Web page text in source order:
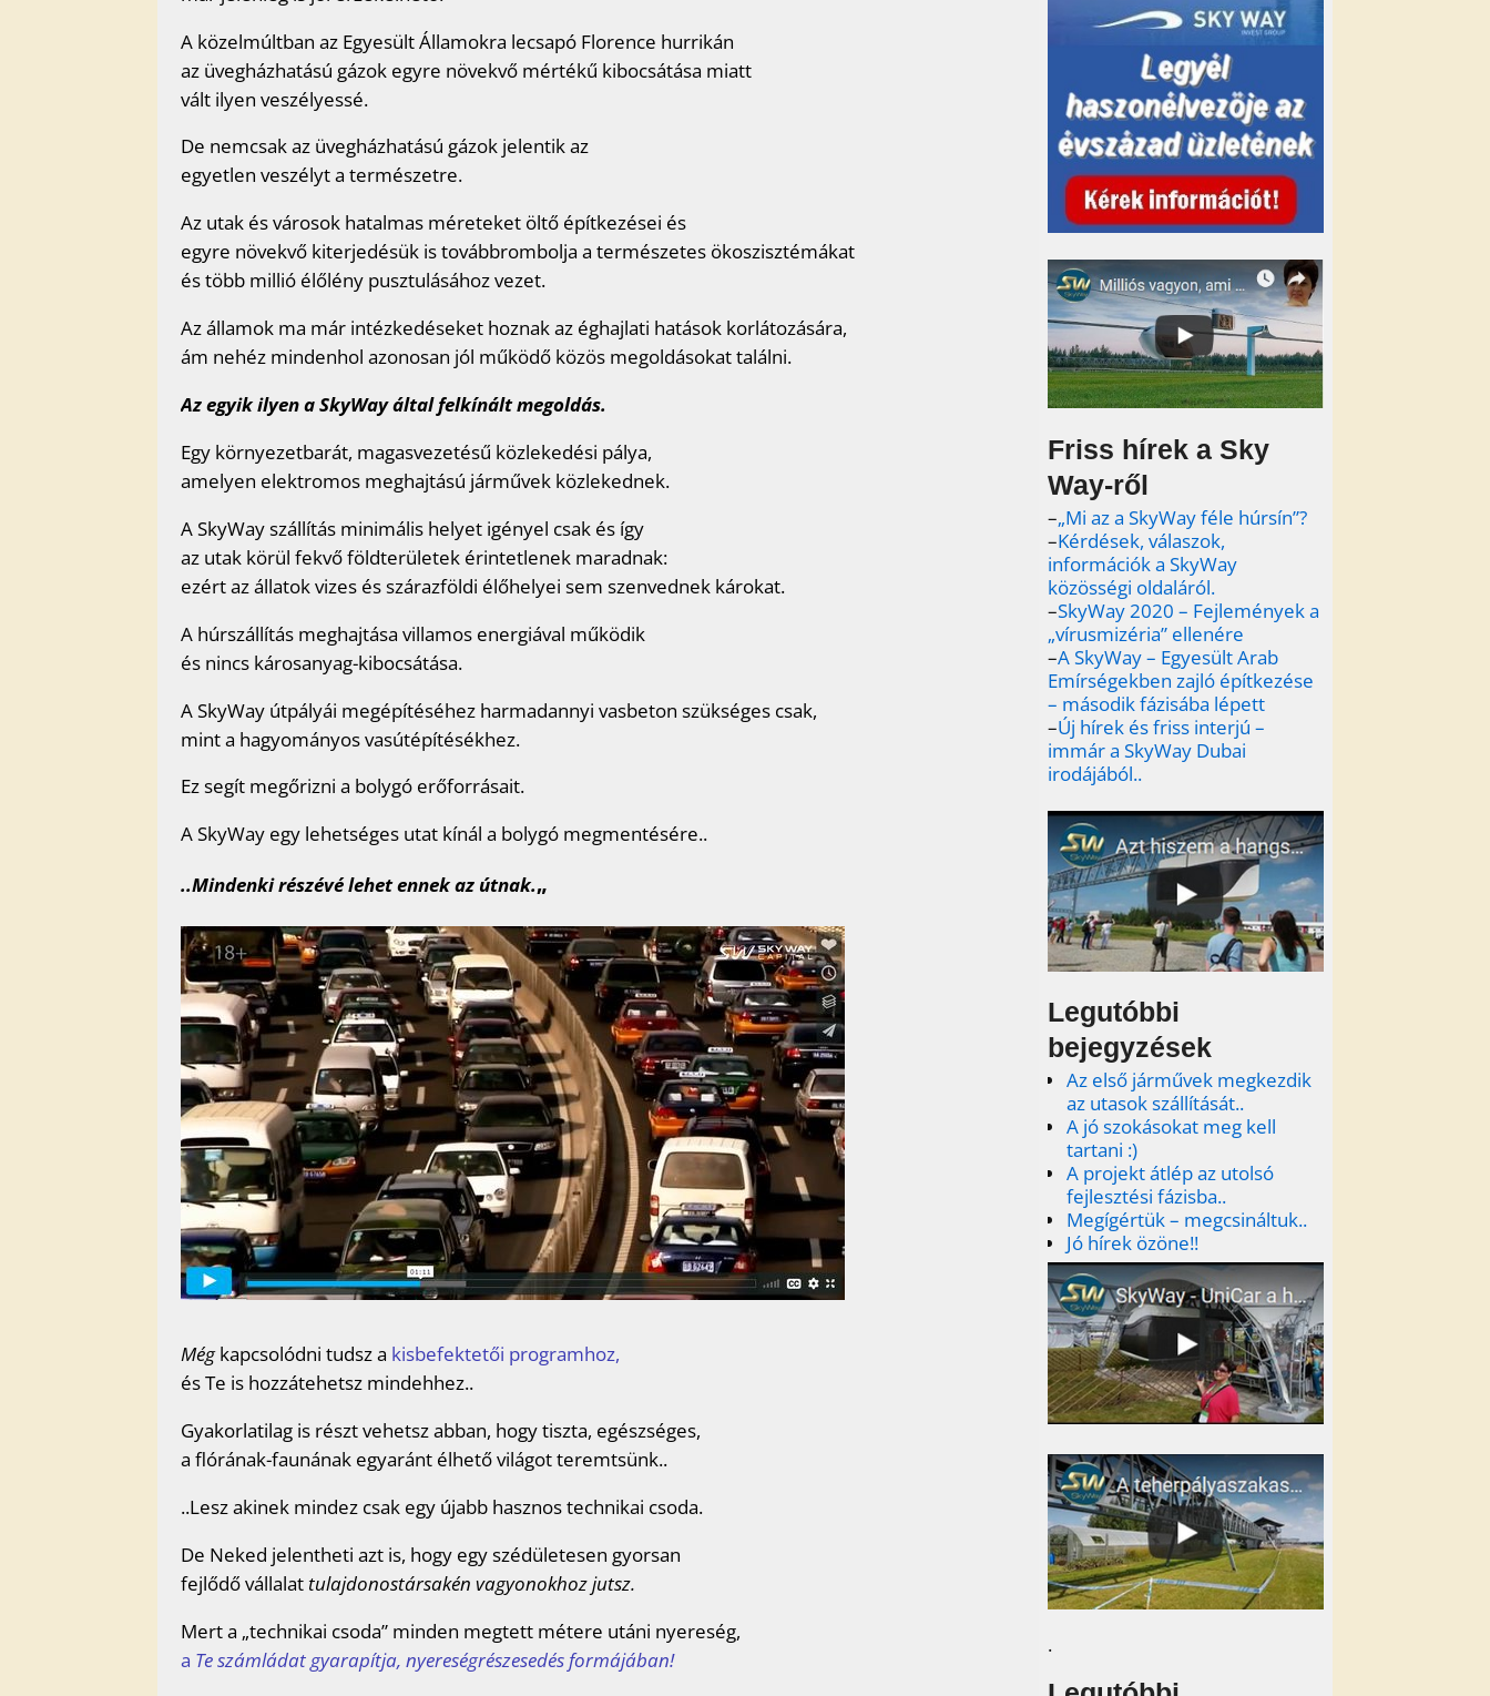
A közelmúltban az Egyesült Államokra lecsapó Florence hurrikán
az üvegházhatású gázok egyre növekvő mértékű kibocsátása miatt
vált ilyen veszélyessé.
De nemcsak az üvegházhatású gázok jelentik az
egyetlen veszélyt a természetre.
Az utak és városok hatalmas méreteket öltő építkezései és
egyre növekvő kiterjedésük is továbbrombolja a természetes ökoszisztémákat
és több millió élőlény pusztulásához vezet.
Az államok ma már intézkedéseket hoznak az éghajlati hatások korlátozására,
ám nehéz mindenhol azonosan jól működő közös megoldásokat találni.
Az egyik ilyen a SkyWay által felkínált megoldás.
Egy környezetbarát, magasvezetésű közlekedési pálya,
amelyen elektromos meghajtású járművek közlekednek.
A SkyWay szállítás minimális helyet igényel csak és így
az utak körül fekvő földterületek érintetlenek maradnak:
ezért az állatok vizes és szárazföldi élőhelyei sem szenvednek károkat.
A húrszállítás meghajtása villamos energiával működik
és nincs károsanyag-kibocsátása.
A SkyWay útpályái megépítéséhez harmadannyi vasbeton szükséges csak,
mint a hagyományos vasútépítésékhez.
Ez segít megőrizni a bolygó erőforrásait.
A SkyWay egy lehetséges utat kínál a bolygó megmentésére..
..Mindenki részévé lehet ennek az útnak.„
Mégkapcsolódni tudsz a kisbefektetői programhoz,
és Te is hozzátehetsz mindehhez..
Gyakorlatilag is részt vehetsz abban, hogy tiszta, egészséges,
a flórának-faunának egyaránt élhető világot teremtsünk..
..Lesz akinek mindez csak egy újabb hasznos technikai csoda.
De Neked jelentheti azt is, hogy egy szédületesen gyorsan
fejlődő vállalat tulajdonostársakén vagyonokhoz jutsz.
Mert a „technikai csoda” minden megtett métere utáni nyereség,
a Te számládat gyarapítja, nyereségrészesedés formájában!
Friss hírek a Sky
Way-ről
–„Mi az a SkyWay féle húrsín”?
–Kérdések, válaszok,
információk a SkyWay
közösségi oldaláról.
–SkyWay 2020 – Fejlemények a
„vírusmizéria” ellenére
–A SkyWay – Egyesült Arab
Emírségekben zajló építkezése
– második fázisába lépett
–Új hírek és friss interjú –
immár a SkyWay Dubai
irodájából..
Legutóbbi
bejegyzések
Az első járművek megkezdik
az utasok szállítását..
A jó szokásokat meg kell
tartani :)
A projekt átlép az utolsó
fejlesztési fázisba..
Megígértük – megcsináltuk..
Jó hírek özöne!!
.